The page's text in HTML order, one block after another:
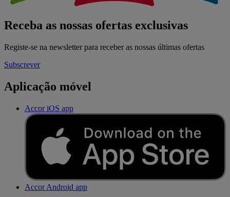
Receba as nossas ofertas exclusivas
Registe-se na newsletter para receber as nossas últimas ofertas
Subscrever
Aplicação móvel
Accor iOS app
Accor Android app